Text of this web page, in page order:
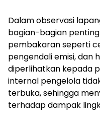
Dalam observasi
bagian-bagian
pembakaran seperti
pengendali emisi, dan
diperlihatkan kepada
internal pengelola
terbuka, sehingga
terhadap dampak